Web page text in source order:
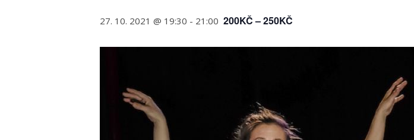
27. 10. 2021 @ 19:30 - 21:00 200KČ – 250KČ